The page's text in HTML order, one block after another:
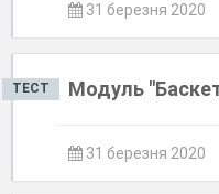
31 березня 2020
ТЕСТ Модуль
31 березня 2020